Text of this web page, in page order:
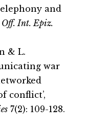
and
Off. Int. Epiz.
& L.
war
conflict’,
7(2): 109-128.